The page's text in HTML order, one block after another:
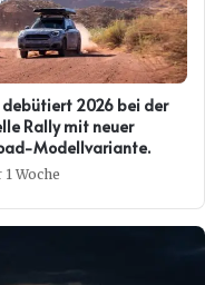
debütiert 2026 bei der
Rally mit neuer
Modellvariante.
Woche